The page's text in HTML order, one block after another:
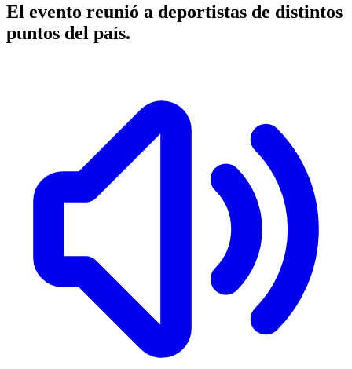
El evento reunió a deportistas de distintos
puntos del país.